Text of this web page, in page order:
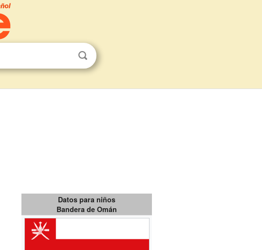
Datos para niños
Bandera de Omán